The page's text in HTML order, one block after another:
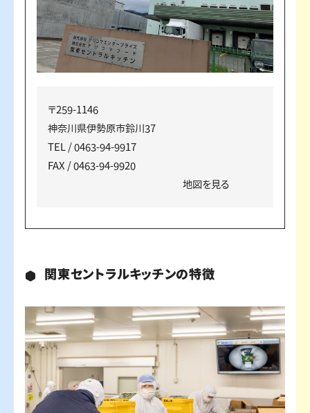
〒259-1146
神奈川県伊勢原市鈴川37
TEL / 0463-94-9917
FAX / 0463-94-9920
地図を見る
関東セントラルキッチンの特徴